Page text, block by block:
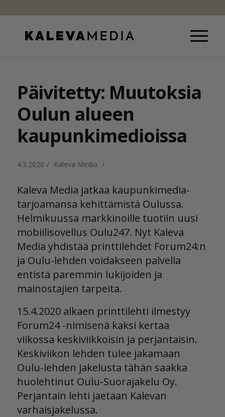
Päivitetty: Muutoksia
Oulun alueen
kaupunkimedioissa
4.3.2020 / Kaleva Media /
Kaleva Media jatkaa kaupunkimedia-
tarjoamansa kehittämistä Oulussa.
Helmikuussa markkinoille tuotiin uusi
mobiilisovellus Oulu247. Nyt Kaleva
Media yhdistää printtilehdet Forum24:n
ja Oulu-lehden voidakseen palvella
entistä paremmin lukijoiden ja
mainostajien tarpeita.
15.4.2020 alkaen printtilehti ilmestyy
Forum24 -nimisenä kaksi kertaa
viikossa keskiviikkoisin ja perjantaisin.
Keskiviikon lehden tulee jakamaan
Oulu-lehden jakelusta tähän saakka
huolehtinut Oulu-Suorajakelu Oy.
Perjantain lehti jaetaan Kalevan
varhaisjakelussa.